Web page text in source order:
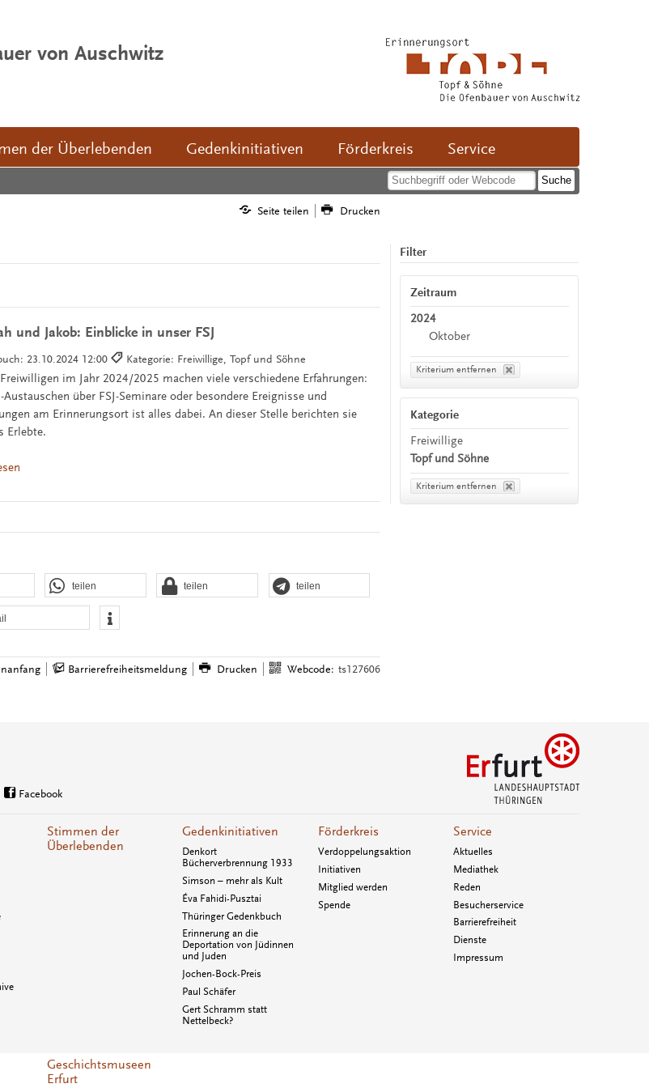
von Auschwitz
der Überlebenden Gedenkinitiativen Förderkreis Service
Seite teilen Drucken
und Jakob: Einblicke in unser FSJ
23.10.2024 12:00 Kategorie: Freiwillige, Topf und Söhne
im Jahr 2024/2025 machen viele verschiedene Erfahrungen:
Austauschen über FSJ-Seminare oder besondere Ereignisse und
am Erinnerungsort ist alles dabei. An dieser Stelle berichten sie
Erlebte.
teilen teilen teilen
Barrierefreiheitsmeldung Drucken Webcode: ts127606
Filter
Zeitraum
2024
Oktober
Kriterium entfernen
Kategorie
Freiwillige
Topf und Söhne
Kriterium entfernen
Facebook
Stimmen der
Überlebenden
Gedenkinitiativen
Denkort
Bücherverbrennung 1933
Simson – mehr als Kult
Éva Fahidi-Pusztai
Thüringer Gedenkbuch
Erinnerung an die
Deportation von Jüdinnen
und Juden
Jochen-Bock-Preis
Paul Schäfer
Gert Schramm statt
Nettelbeck?
Förderkreis
Verdoppelungsaktion
Initiativen
Mitglied werden
Spende
Service
Aktuelles
Mediathek
Reden
Besucherservice
Barrierefreiheit
Dienste
Impressum
Geschichtsmuseen
Erfurt